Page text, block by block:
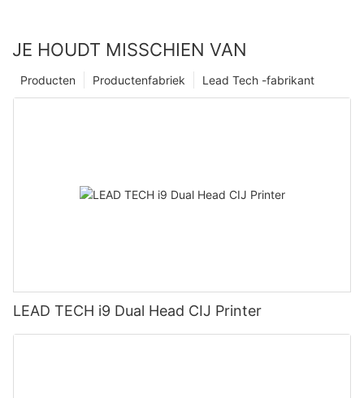
JE HOUDT MISSCHIEN VAN
Lead Tech -fabrikant
Productenfabriek
Producten
LEAD TECH i9 Dual Head CIJ Printer